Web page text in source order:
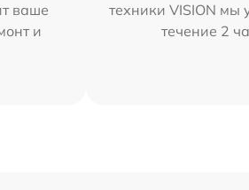
ваше
и
техники VISION мы
течение 2